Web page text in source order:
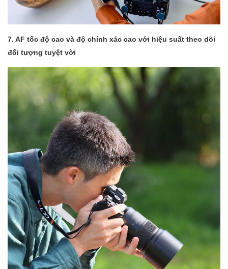
7. AF tốc độ cao và độ chính xác cao với hiệu suất theo dõi
đối tượng tuyệt vời